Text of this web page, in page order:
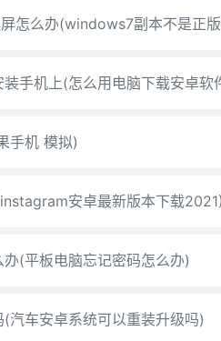
怎么办(windows7副本不是正
手机上(怎么用电脑下载安卓软
手机 模拟)
安卓最新版本下载2021)
(平板电脑忘记密码怎么办)
汽车安卓系统可以重装升级吗)